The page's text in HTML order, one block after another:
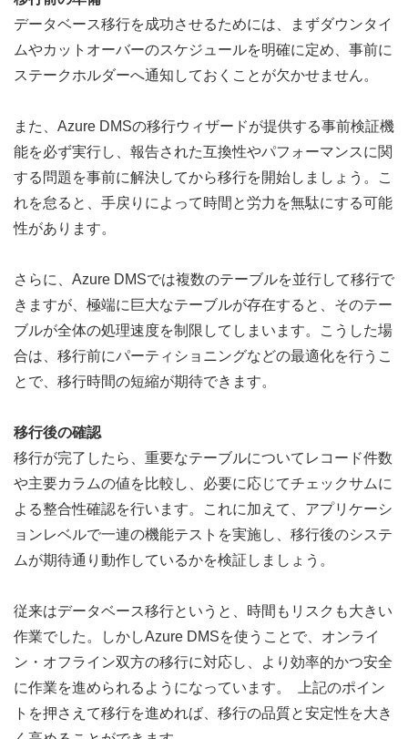
データベース移行を成功させるためには、まずダウンタイ
ムやカットオーバーのスケジュールを明確に定め、事前に
ステークホルダーへ通知しておくことが欠かせません。
また、Azure DMSの移行ウィザードが提供する事前検証機
能を必ず実行し、報告された互換性やパフォーマンスに関
する問題を事前に解決してから移行を開始しましょう。こ
れを怠ると、手戻りによって時間と労力を無駄にする可能
性があります。
さらに、Azure DMSでは複数のテーブルを並行して移行で
きますが、極端に巨大なテーブルが存在すると、そのテー
ブルが全体の処理速度を制限してしまいます。こうした場
合は、移行前にパーティショニングなどの最適化を行うこ
とで、移行時間の短縮が期待できます。
移行後の確認
移行が完了したら、重要なテーブルについてレコード件数
や主要カラムの値を比較し、必要に応じてチェックサムに
よる整合性確認を行います。これに加えて、アプリケーシ
ョンレベルで一連の機能テストを実施し、移行後のシステ
ムが期待通り動作しているかを検証しましょう。
従来はデータベース移行というと、時間もリスク も大きい
作業でした。しかしAzure DMSを使うことで、オンライ
ン・オフライン双方の移行に対応し、より効率的かつ安全
に作業を進められるようになっています。  上記のポイン
トを押さえて移行を進めれば、移行の品質と安定性を大き